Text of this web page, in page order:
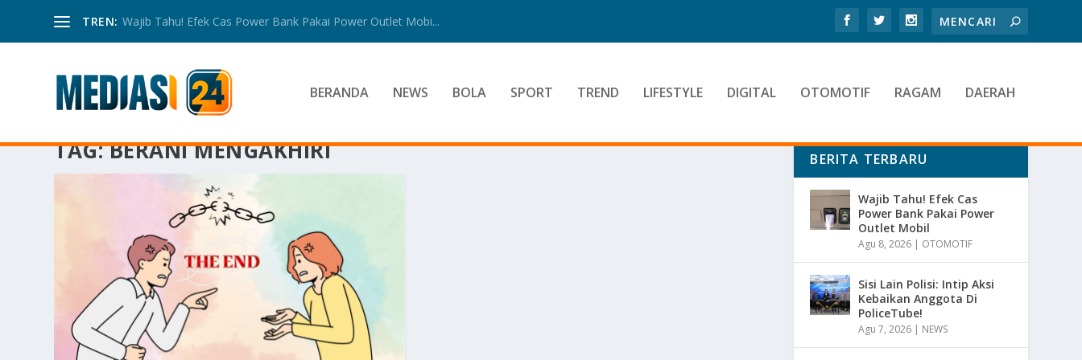
TREN: Wajib Tahu! Efek Cas Power Bank Pakai Power Outlet Mobi...
BERANDA NEWS BOLA SPORT TREND LIFESTYLE DIGITAL OTOMOTIF RAGAM DAERAH
TAG:BERANI MENGAKHIRI BERITA TERBARU
Wajib Tahu! Efek Cas
Power Bank Pakai Power
Outlet Mobil
Agu 8, 2026 | OTOMOTIF
Sisi Lain Polisi: Intip Aksi
Kebaikan Anggota Di
PoliceTube!
Agu 7, 2026 | NEWS